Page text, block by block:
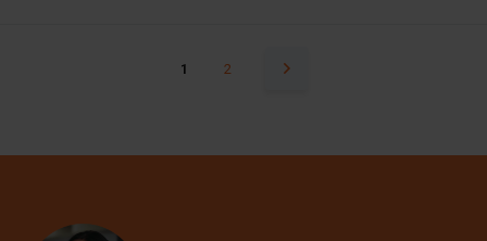
1 2